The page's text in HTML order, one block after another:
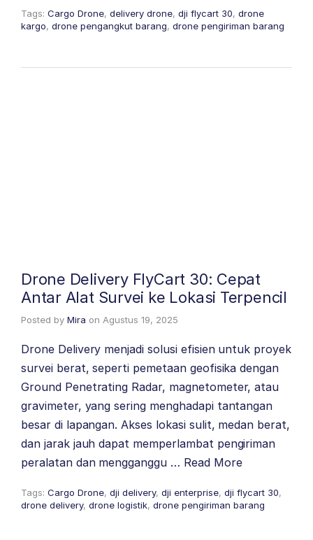
Tags: Cargo Drone, delivery drone, dji flycart 30, drone
kargo, drone pengangkut barang, drone pengiriman barang
Drone Delivery FlyCart 30: Cepat
Antar Alat Survei ke Lokasi Terpencil
Posted by Mira on Agustus 19, 2025
Drone Delivery menjadi solusi efisien untuk proyek
survei berat, seperti pemetaan geofisika dengan
Ground Penetrating Radar, magnetometer, atau
gravimeter, yang sering menghadapi tantangan
besar di lapangan. Akses lokasi sulit, medan berat,
dan jarak jauh dapat memperlambat pengiriman
peralatan dan mengganggu … Read More
Tags: Cargo Drone, dji delivery, dji enterprise, dji flycart 30,
drone delivery, drone logistik, drone pengiriman barang